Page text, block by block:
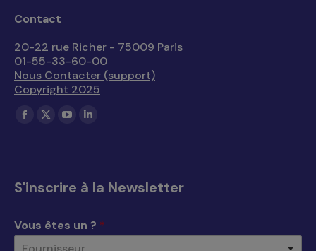
Contact
20-22 rue Richer - 75009 Paris
01-55-33-60-00
Nous Contacter (support)
Copyright 2025
Trouvez nous sur :
La
dans
nouvelle
La
dans
nouvelle
La
dans
nouvelle
La
dans
nouvelle
S'inscrire à la Newsletter
Vous êtes un ? *